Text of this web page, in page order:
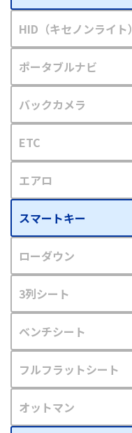
HID（キセノンライト）
ポータブルナビ
バックカメラ
ETC
エアロ
スマートキー
ローダウン
3列シート
ベンチシート
フルフラットシート
オットマン